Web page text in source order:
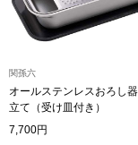
ク
関孫六
オールステンレスおろし器
立て（受け皿付き）
7,700円